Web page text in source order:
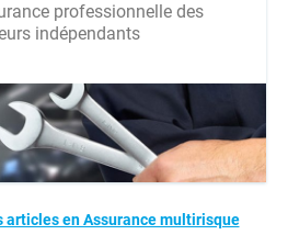
professionnelle des
indépendants
articles en Assurance multirisque